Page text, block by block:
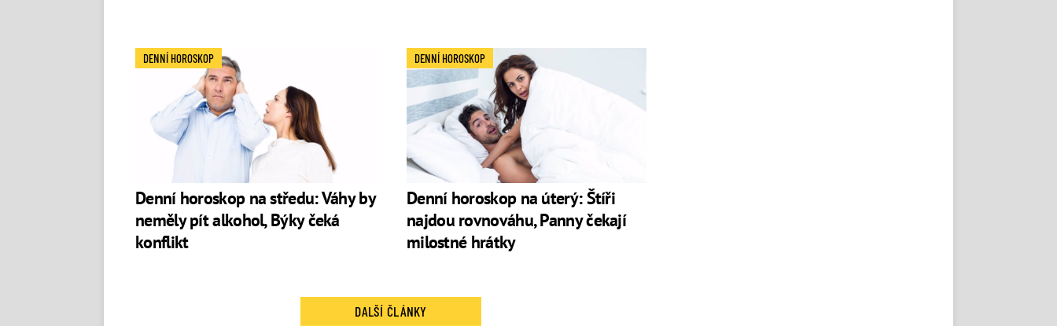
Denní horoskop na středu: Váhy by
neměly pít alkohol, Býky čeká
konflikt
DENNÍ HOROSKOP
Denní horoskop na úterý: Štíři
najdou rovnováhu, Panny čekají
milostné hrátky
DENNÍ HOROSKOP
DALŠÍ ČLÁNKY